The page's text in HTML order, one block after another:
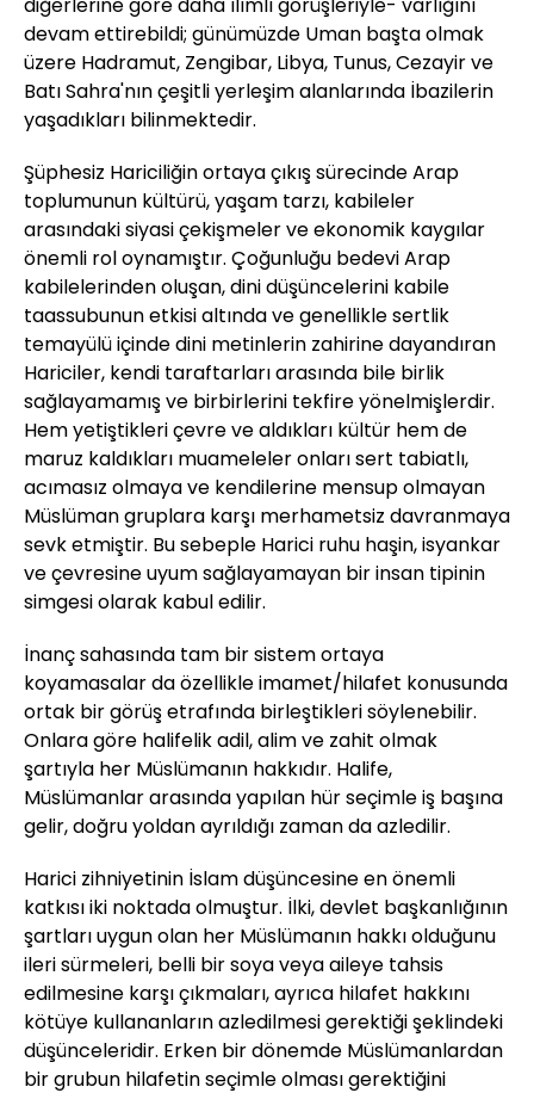
devam ettirebildi; günümüzde Uman başta olmak
üzere Hadramut, Zengibar, Libya, Tunus, Cezayir ve
Batı Sahra'nın çeşitli yerleşim alanlarında İbazilerin
yaşadıkları bilinmektedir.
Şüphesiz Hariciliğin ortaya çıkış sürecinde Arap
toplumunun kültürü, yaşam tarzı, kabileler
arasındaki siyasi çekişmeler ve ekonomik kaygılar
önemli rol oynamıştır. Çoğunluğu bedevi Arap
kabilelerinden oluşan, dini düşüncelerini kabile
taassubunun etkisi altında ve genellikle sertlik
temayülü içinde dini metinlerin zahirine dayandıran
Hariciler, kendi taraftarları arasında bile birlik
sağlayamamış ve birbirlerini tekfire yönelmişlerdir.
Hem yetiştikleri çevre ve aldıkları kültür hem de
maruz kaldıkları muameleler onları sert tabiatlı,
acımasız olmaya ve kendilerine mensup olmayan
Müslüman gruplara karşı merhametsiz davranmaya
sevk etmiştir. Bu sebeple Harici ruhu haşin, isyankar
ve çevresine uyum sağlayamayan bir insan tipinin
simgesi olarak kabul edilir.
İnanç sahasında tam bir sistem ortaya
koyamasalar da özellikle imamet/hilafet konusunda
ortak bir görüş etrafında birleştikleri söylenebilir.
Onlara göre halifelik adil, alim ve zahit olmak
şartıyla her Müslümanın hakkıdır. Halife,
Müslümanlar arasında yapılan hür seçimle iş başına
gelir, doğru yoldan ayrıldığı zaman da azledilir.
Harici zihniyetinin İslam düşüncesine en önemli
katkısı iki noktada olmuştur. İlki, devlet başkanlığının
şartları uygun olan her Müslümanın hakkı olduğunu
ileri sürmeleri, belli bir soya veya aileye tahsis
edilmesine karşı çıkmaları, ayrıca hilafet hakkını
kötüye kullananların azledilmesi gerektiği şeklindeki
düşünceleridir. Erken bir dönemde Müslümanlardan
bir grubun hilafetin seçimle olması gerektiğini